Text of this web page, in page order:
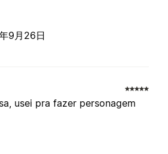
9月26日
usei pra fazer personagem